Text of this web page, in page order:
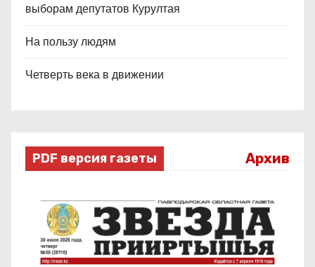
выборам депутатов Курултая
На пользу людям
Четверть века в движении
PDF версия газеты Архив